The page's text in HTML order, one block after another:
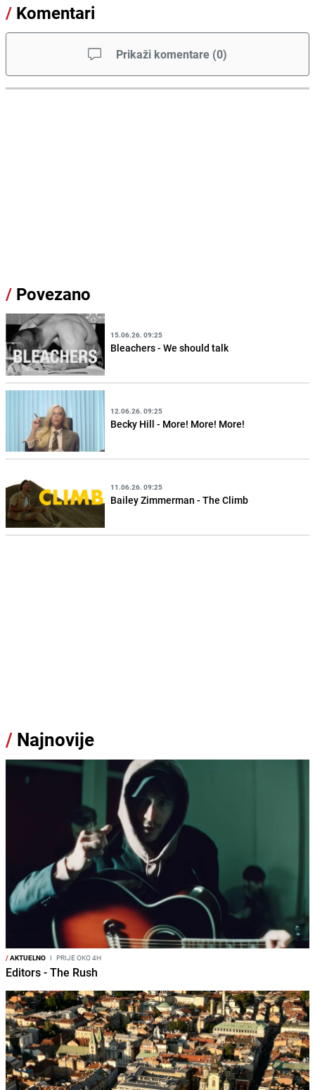
/ Komentari
Prikaži komentare (0)
/ Povezano
15.06.26. 09:25
Bleachers - We should talk
12.06.26. 09:25
Becky Hill - More! More! More!
11.06.26. 09:25
Bailey Zimmerman - The Climb
/ Najnovije
/AKTUELNO I PRIJE OKO 4H
Editors - The Rush